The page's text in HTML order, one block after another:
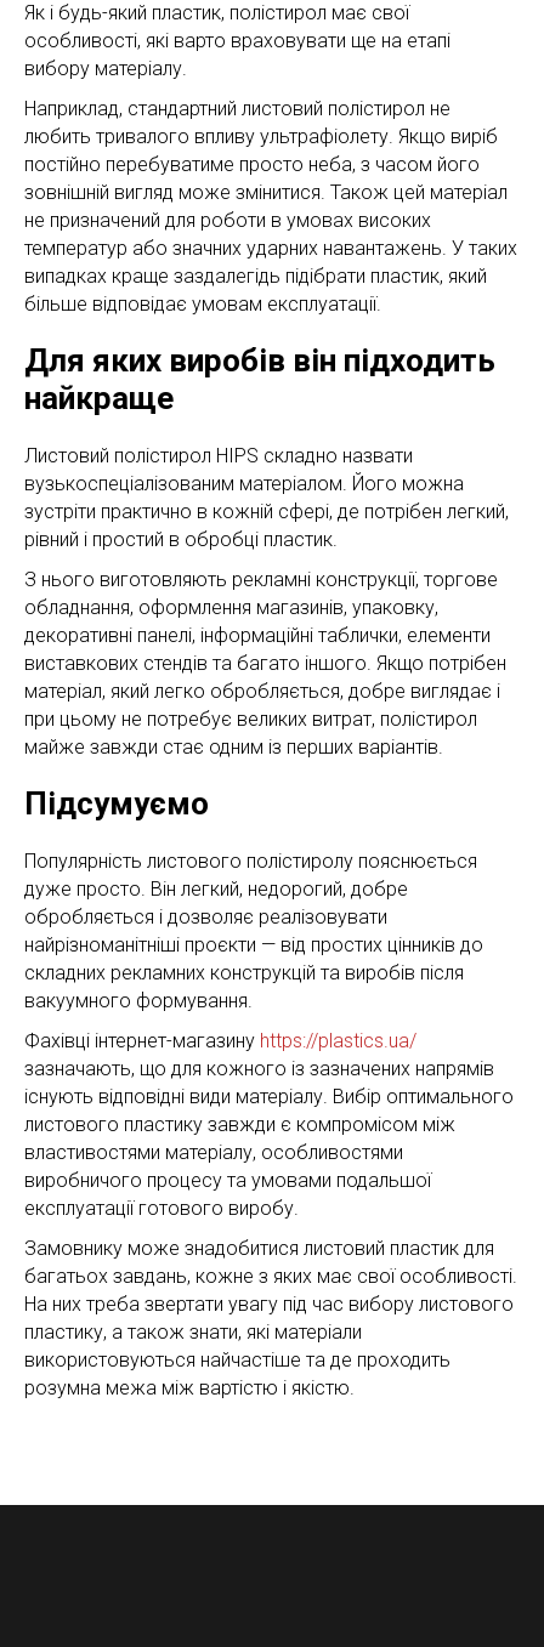
Як і будь-який пластик, полістирол має свої
особливості, які варто враховувати ще на етапі
вибору матеріалу.
Наприклад, стандартний листовий полістирол не
любить тривалого впливу ультрафіолету. Якщо виріб
постійно перебуватиме просто неба, з часом його
зовнішній вигляд може змінитися. Також цей матеріал
не призначений для роботи в умовах високих
температур або значних ударних навантажень. У таких
випадках краще заздалегідь підібрати пластик, який
більше відповідає умовам експлуатації.
Для яких виробів він підходить
найкраще
Листовий полістирол HIPS складно назвати
вузькоспеціалізованим матеріалом. Його можна
зустріти практично в кожній сфері, де потрібен легкий,
рівний і простий в обробці пластик.
З нього виготовляють рекламні конструкції, торгове
обладнання, оформлення магазинів, упаковку,
декоративні панелі, інформаційні таблички, елементи
виставкових стендів та багато іншого. Якщо потрібен
матеріал, який легко обробляється, добре виглядає і
при цьому не потребує великих витрат, полістирол
майже завжди стає одним із перших варіантів.
Підсумуємо
Популярність листового полістиролу пояснюється
дуже просто. Він легкий, недорогий, добре
обробляється і дозволяє реалізовувати
найрізноманітніші проєкти — від простих цінників до
складних рекламних конструкцій та виробів після
вакуумного формування.
Фахівці інтернет-магазину https://plastics.ua/
зазначають, що для кожного із зазначених напрямів
існують відповідні види матеріалу. Вибір оптимального
листового пластику завжди є компромісом між
властивостями матеріалу, особливостями
виробничого процесу та умовами подальшої
експлуатації готового виробу.
Замовнику може знадобитися листовий пластик для
багатьох завдань, кожне з яких має свої особливості.
На них треба звертати увагу під час вибору листового
пластику, а також знати, які матеріали
використовуються найчастіше та де проходить
розумна межа між вартістю і якістю.